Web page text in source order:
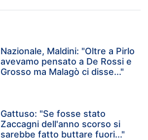
Nazionale, Maldini: "Oltre a Pirlo
avevamo pensato a De Rossi e
Grosso ma Malagò ci disse..."
Gattuso: "Se fosse stato
Zaccagni dell'anno scorso si
sarebbe fatto buttare fuori..."